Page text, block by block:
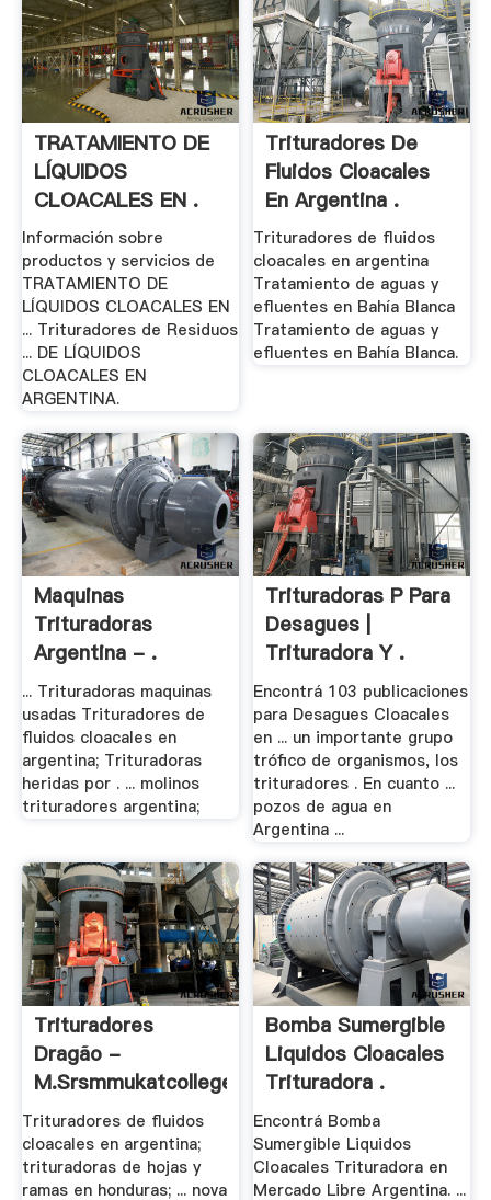
TRATAMIENTO DE
LÍQUIDOS
CLOACALES EN .
Información sobre
productos y servicios de
TRATAMIENTO DE
LÍQUIDOS CLOACALES EN
... Trituradores de Residuos
... DE LÍQUIDOS
CLOACALES EN
ARGENTINA.
Trituradores De
Fluidos Cloacales
En Argentina .
Trituradores de fluidos
cloacales en argentina
Tratamiento de aguas y
efluentes en Bahía Blanca
Tratamiento de aguas y
efluentes en Bahía Blanca.
Maquinas
Trituradoras
Argentina - .
... Trituradoras maquinas
usadas Trituradores de
fluidos cloacales en
argentina; Trituradoras
heridas por . ... molinos
trituradores argentina;
Trituradoras P Para
Desagues |
Trituradora Y .
Encontrá 103 publicaciones
para Desagues Cloacales
en ... un importante grupo
trófico de organismos, los
trituradores . En cuanto ...
pozos de agua en
Argentina ...
Trituradores
Dragão -
M.srsmmukatcollege
Trituradores de fluidos
cloacales en argentina;
trituradoras de hojas y
ramas en honduras; ... nova
Bomba Sumergible
Liquidos Cloacales
Trituradora .
Encontrá Bomba
Sumergible Liquidos
Cloacales Trituradora en
Mercado Libre Argentina. ...